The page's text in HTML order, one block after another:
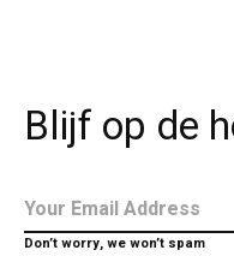
Blijf op de
Don’t worry, we won’t spam